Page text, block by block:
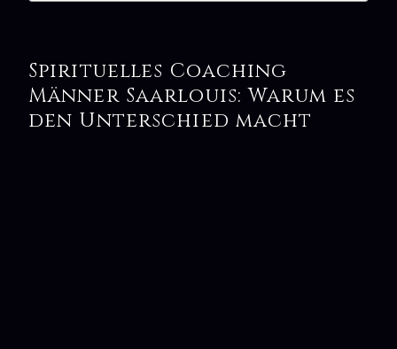
Spirituelles Coaching
Männer Saarlouis: Warum es
den Unterschied macht